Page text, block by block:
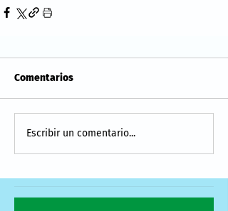
Comentarios
Escribir un comentario...